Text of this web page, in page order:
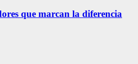
que marcan la diferencia